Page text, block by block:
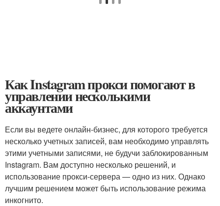
Как Instagram прокси помогают в
управлении несколькими
аккаунтами
Если вы ведете онлайн-бизнес, для которого требуется
несколько учетных записей, вам необходимо управлять
этими учетными записями, не будучи заблокированным
Instagram. Вам доступно несколько решений, и
использование прокси-сервера — одно из них. Однако
лучшим решением может быть использование режима
инкогнито.